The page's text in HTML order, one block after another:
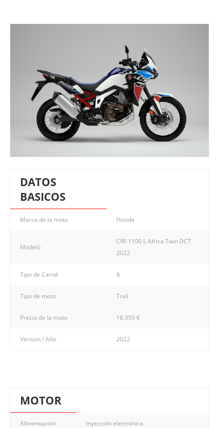
DATOS
BASICOS
Marca de la moto Honda
Modelo
CRF 1100 L Africa Twin DCT
2022
Tipo de Carné A
Tipo de moto Trail
Precio de la moto 16.350 €
Version / Año 2022
MOTOR
Alimentación Inyección electrónica